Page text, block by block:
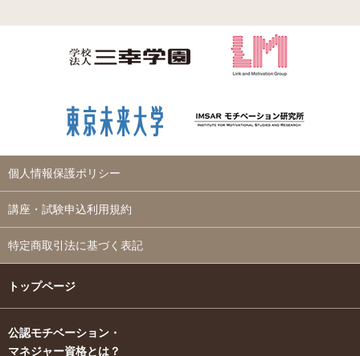
個人情報保護ポリシー
講座・試験申込利用規約
特定商取引法に基づく表記
トップページ
公認モチベーション・
マネジャー資格とは？